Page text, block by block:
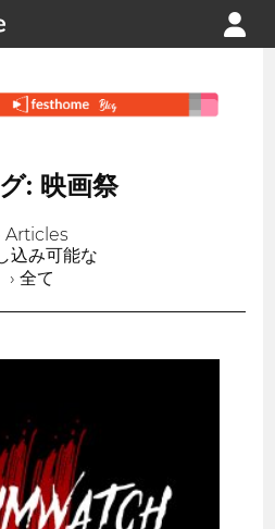
: 映画祭
Articles
込み可能な
› 全て